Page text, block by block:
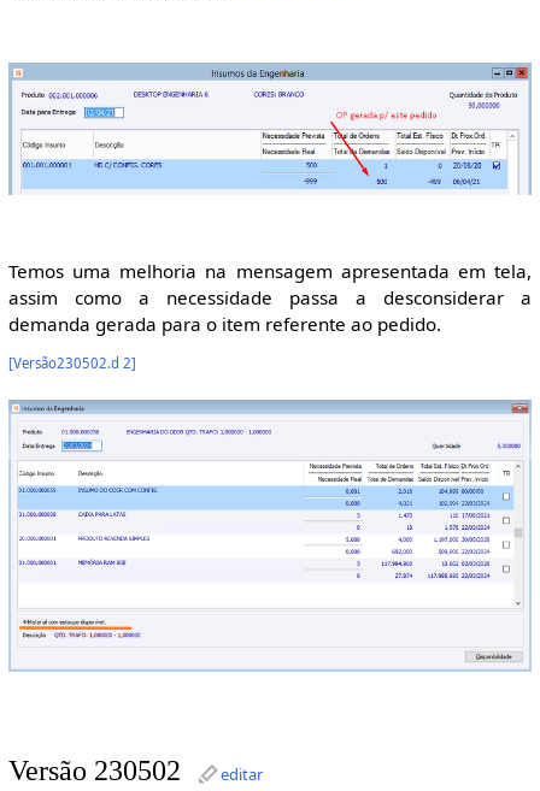
Temos uma melhoria na mensagem apresentada em tela,
assim como a necessidade passa a desconsiderar a
demanda gerada para o item referente ao pedido.
[Versão230502.d 2]
Versão 230502 editar